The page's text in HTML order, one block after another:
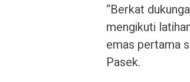
“Berkat
mengikuti
emas pertama
Pasek.